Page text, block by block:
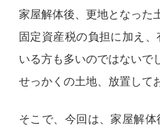
家屋解体後、更地となった
固定資産税の負担に加え
いる方も多いのではないで
せっかくの土地、放置して
そこで、今回は、家屋解